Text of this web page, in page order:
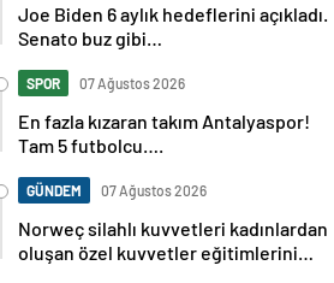
Joe Biden 6 aylık hedeflerini açıkladı.
Senato buz gibi…
SPOR 07 Ağustos 2026
En fazla kızaran takım Antalyaspor!
Tam 5 futbolcu….
GÜNDEM 07 Ağustos 2026
Norweç silahlı kuvvetleri kadınlardan
oluşan özel kuvvetler eğitimlerini